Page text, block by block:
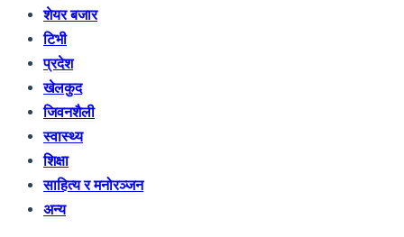
शेयर बजार
टिभी
प्रदेश
खेलकुद
जिवनशैली
स्वास्थ्य
शिक्षा
साहित्य र मनोरञ्जन
अन्य